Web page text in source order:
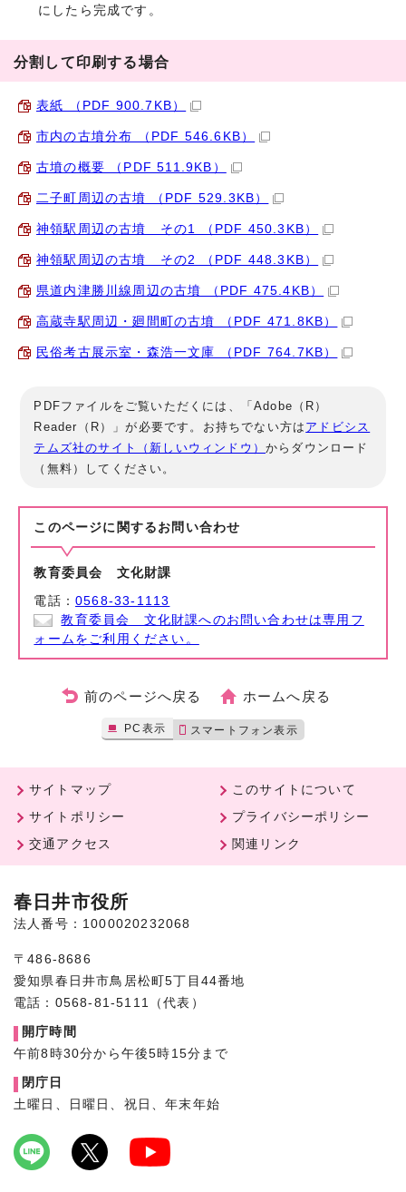
にしたら完成です。
分割して印刷する場合
表紙 （PDF 900.7KB）
市内の古墳分布 （PDF 546.6KB）
古墳の概要 （PDF 511.9KB）
二子町周辺の古墳 （PDF 529.3KB）
神領駅周辺の古墳 その1 （PDF 450.3KB）
神領駅周辺の古墳 その2 （PDF 448.3KB）
県道内津勝川線周辺の古墳 （PDF 475.4KB）
高蔵寺駅周辺・廻間町の古墳 （PDF 471.8KB）
民俗考古展示室・森浩一文庫 （PDF 764.7KB）
PDFファイルをご覧いただくには、「Adobe（R）
Reader（R）」が必要です。お持ちでない方は アドビシス
テムズ社のサイト（新しいウィンドウ）からダウンロード
（無料）してください。
このページに関する お問い合わせ
教育委員会 文化財課
電話：0568-33-1113
教育委員会 文化財課へのお問い合わせは専用フ
ォームをご利用ください。
前のページへ戻る ホームへ戻る
PC表示 スマートフォン表示
サイトマップ
このサイトについて
サイトポリシー
プライバシーポリシー
交通アクセス
関連リンク
春日井市役所
法人番号：1000020232068
〒486-8686
愛知県春日井市鳥居松町5丁目44番地
電話：0568-81-5111（代表）
開庁時間
午前8時30分から午後5時15分まで
閉庁日
土曜日、日曜日、祝日、年末年始